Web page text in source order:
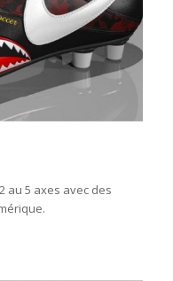
au 5 axes avec des